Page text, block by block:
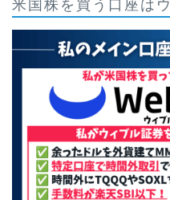
米国株を買う口座は